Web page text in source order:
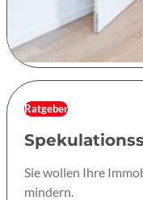
Ratgeber
Sie wollen Ihre
mindern.